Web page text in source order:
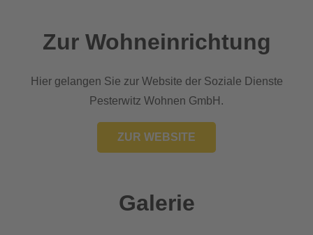
Zur Wohneinrichtung
Hier gelangen Sie zur Website der Soziale Dienste
Pesterwitz Wohnen GmbH.
ZUR WEBSITE
Galerie